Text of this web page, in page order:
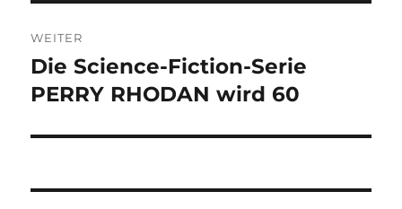
WEITER
Nächster
Beitrag:
Die Science-Fiction-Serie
PERRY RHODAN wird 60